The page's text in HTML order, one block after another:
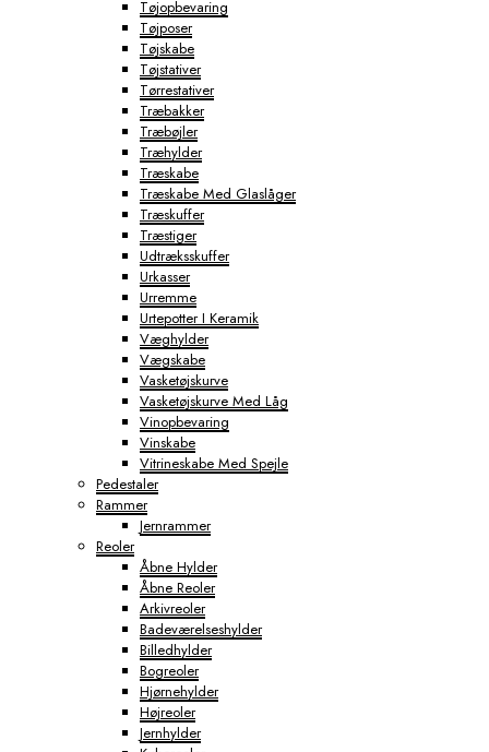
Tøjopbevaring
Tøjposer
Tøjskabe
Tøjstativer
Tørrestativer
Træbakker
Træbøjler
Træhylder
Træskabe
Træskabe Med Glaslåger
Træskuffer
Træstiger
Udtræksskuffer
Urkasser
Urremme
Urtepotter I Keramik
Væghylder
Vægskabe
Vasketøjskurve
Vasketøjskurve Med Låg
Vinopbevaring
Vinskabe
Vitrineskabe Med Spejle
Pedestaler
Rammer
Jernrammer
Reoler
Åbne Hylder
Åbne Reoler
Arkivreoler
Badeværelseshylder
Billedhylder
Bogreoler
Hjørnehylder
Højreoler
Jernhylder